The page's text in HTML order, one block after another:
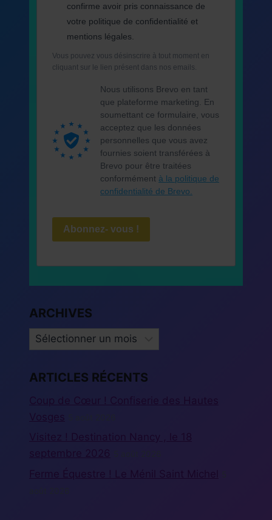
confirme avoir pris connaissance de
votre politique de confidentialité et
mentions légales.
Vous pouvez vous désinscrire à tout moment en
cliquant sur le lien présent dans nos emails.
Nous utilisons Brevo en tant
que plateforme marketing. En
soumettant ce formulaire, vous
acceptez que les données
personnelles que vous avez
fournies soient transférées à
Brevo pour être traitées
conformément à la politique de
confidentialité de Brevo.
Abonnez- vous !
ARCHIVES
ARCHIVES
ARTICLES RÉCENTS